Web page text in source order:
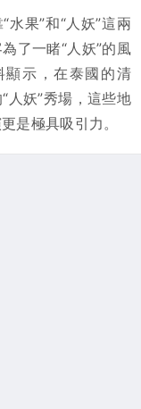
果”和“人妖”這兩
了一睹“人妖”的風
示，在泰國的清
人妖”秀場，這些地
是極具吸引力。